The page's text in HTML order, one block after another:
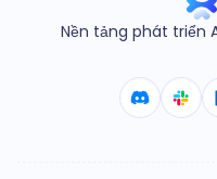
Nền tảng phát triển